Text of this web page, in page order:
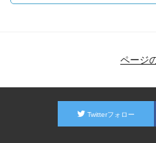
ページ
Twitterフォロー